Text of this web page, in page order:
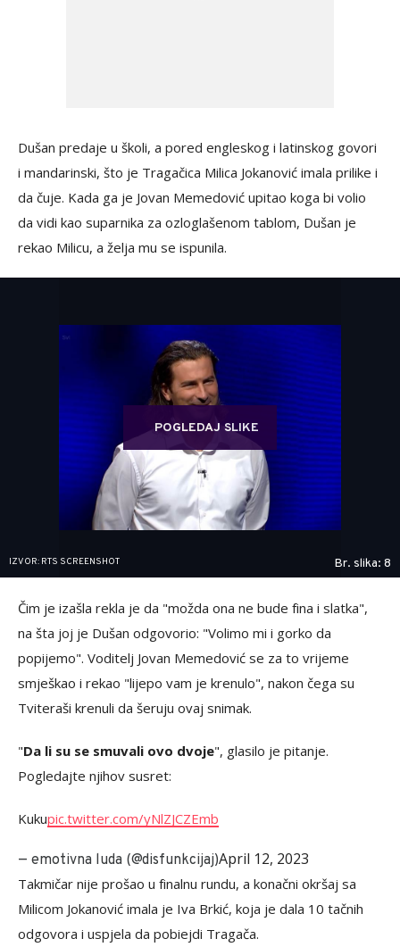
Dušan predaje u školi, a pored engleskog i latinskog govori
i mandarinski, što je Tragačica Milica Jokanović imala prilike i
da čuje. Kada ga je Jovan Memedović upitao koga bi volio
da vidi kao suparnika za ozloglašenom tablom, Dušan je
rekao Milicu, a želja mu se ispunila.
POGLEDAJ SLIKE
IZVOR: RTS SCREENSHOT Br. slika: 8
Čim je izašla rekla je da "možda ona ne bude fina i slatka",
na šta joj je Dušan odgovorio: "Volimo mi i gorko da
popijemo". Voditelj Jovan Memedović se za to vrijeme
smješkao i rekao "lijepo vam je krenulo", nakon čega su
Tviteraši krenuli da šeruju ovaj snimak.
"Da li su se smuvali ovo dvoje", glasilo je pitanje.
Pogledajte njihov susret:
Kukupic.twitter.com/yNlZJCZEmb
— emotivna luda (@disfunkcijaj)April 12, 2023
Takmičar nije prošao u finalnu rundu, a konačni okršaj sa
Milicom Jokanović imala je Iva Brkić, koja je dala 10 tačnih
odgovora i uspjela da pobiejdi Tragača.